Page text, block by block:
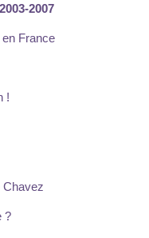
2007
France
!
Chavez
?